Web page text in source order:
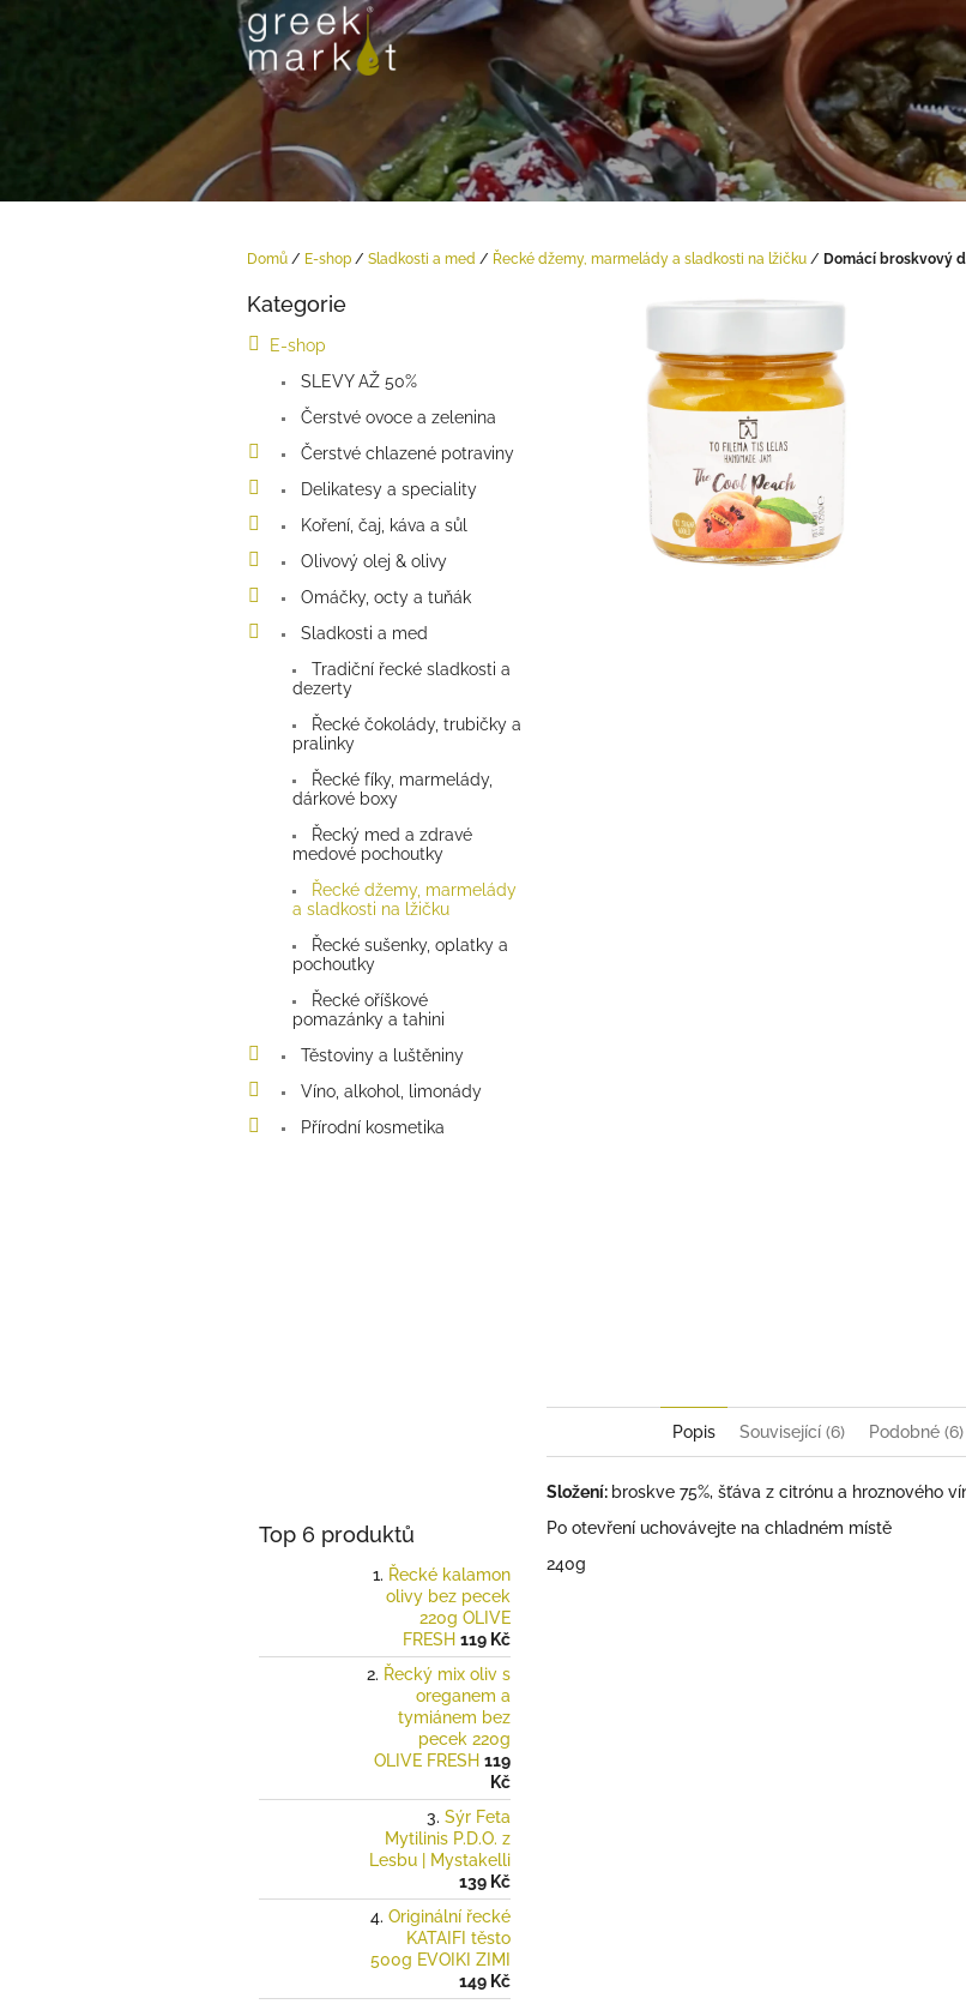
Domů / E-shop / Sladkosti a med / Řecké džemy, marmelády a sladkosti na lžičku / Domácí broskvový
Přeskočit
Kategorie
E-shop
SLEVY AŽ 50%
Čerstvé ovoce a zelenina
Čerstvé chlazené potraviny
Delikatesy a speciality
Koření, čaj, káva a sůl
Olivový olej & olivy
Omáčky, octy a tuňák
Sladkosti a med
Tradiční řecké sladkosti a
dezerty
Řecké čokolády, trubičky a
pralinky
Řecké fíky, marmelády,
dárkové boxy
Řecký med a zdravé
medové pochoutky
Řecké džemy, marmelády
a sladkosti na lžičku
Řecké sušenky, oplatky a
pochoutky
Řecké oříškové
pomazánky a tahini
Těstoviny a luštěniny
Víno, alkohol, limonády
Přírodní kosmetika
Top 6 produktů
Řecké kalamon
olivy bez pecek
220g OLIVE
FRESH 119 Kč
Řecký mix oliv s
oreganem a
tymiánem bez
pecek 220g
OLIVE FRESH 119
Kč
Sýr Feta
Mytilinis P.D.O. z
Lesbu | Mystakelli
139 Kč
Originální řecké
KATAIFI těsto
500g EVOIKI ZIMI
149 Kč
Popis Související (6) Podobné (6)
Složení: broskve 75%, šťáva z citrónu a hroznového
Po otevření uchovávejte na chladném místě
240g